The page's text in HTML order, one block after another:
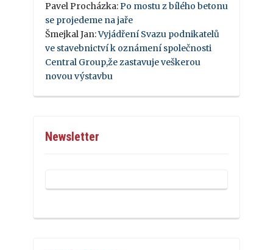
Pavel Procházka: Po mostu z bílého betonu
se projedeme na jaře
Šmejkal Jan:Vyjádření Svazu podnikatelů
ve stavebnictví k oznámení společnosti
Central Group,že zastavuje veškerou
novou výstavbu
Newsletter